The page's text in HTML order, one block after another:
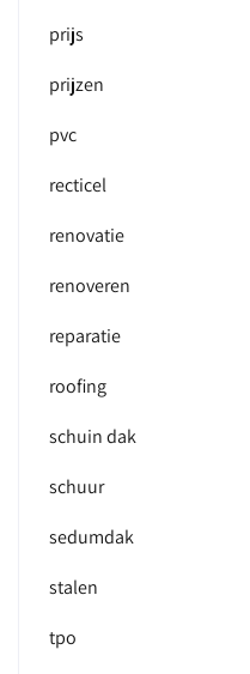
prijs
prijzen
pvc
recticel
renovatie
renoveren
reparatie
roofing
schuin dak
schuur
sedumdak
stalen
tpo